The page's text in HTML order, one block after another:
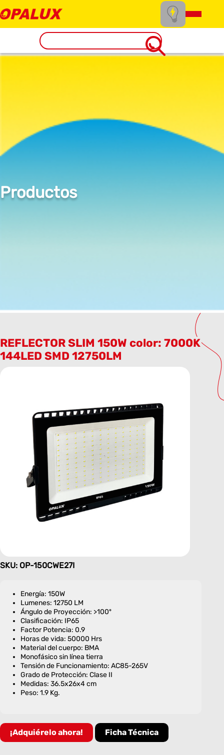
Productos
REFLECTOR SLIM 150W color: 7000K
144LED SMD 12750LM
SKU: OP-150CWE27I
Energía: 150W
Lumenes: 12750 LM
Ángulo de Proyección: >100º
Clasificación: IP65
Factor Potencia: 0.9
Horas de vida: 50000 Hrs
Material del cuerpo: BMA
Monofásico sin línea tierra
Tensión de Funcionamiento: AC85-265V
Grado de Protección: Clase II
Medidas: 36.5x26x4 cm
Peso: 1.9 Kg.
¡Adquiérelo ahora! Ficha Técnica